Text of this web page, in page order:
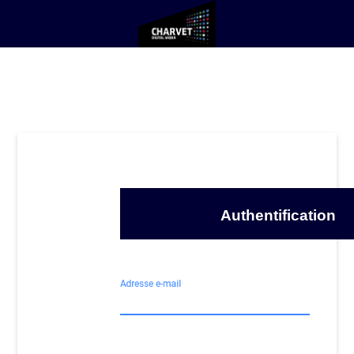
Authentification
Adresse e-mail